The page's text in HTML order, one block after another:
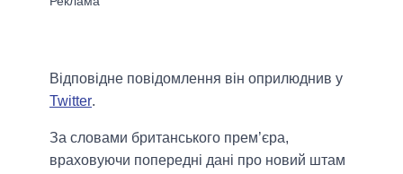
Відповідне повідомлення він оприлюднив у
Twitter.
За словами британського прем’єра,
враховуючи попередні дані про новий штам